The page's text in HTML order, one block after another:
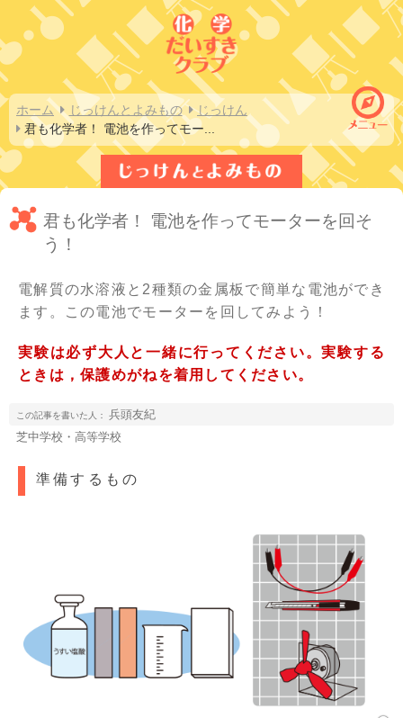
ホーム じっけんとよみもの
じっけん
君も化学者！ 電池を作ってモー
君も化学者！ 電池を作ってモーターを回そ
う！
電解質の水溶液と2種類の金属板で簡単な電池ができ
ます。この電池でモーターを回してみよう！
実験は必ず大人と一緒に行ってください。実験する
ときは，保護めがねを着用してください。
この記事を書いた人： 兵頭友紀
芝中学校・高等学校
準備するもの